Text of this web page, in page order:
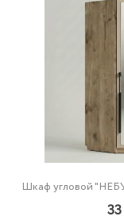
Шкаф угловой